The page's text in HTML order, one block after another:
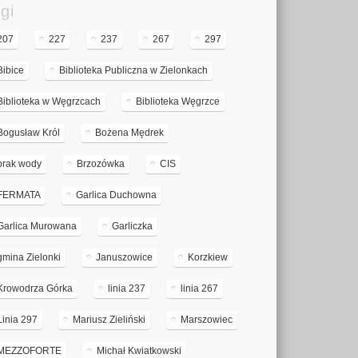
227 237 267 297
Biblioteka Publiczna w Zielonkach
w Węgrzcach Biblioteka Węgrzce
Król Bożena Mędrek
wody Brzozówka CIS
Garlica Duchowna
Murowana Garliczka
Zielonki Januszowice Korzkiew
Górka linia 237 linia 267
297 Mariusz Zieliński Marszowiec
Michał Kwiatkowski